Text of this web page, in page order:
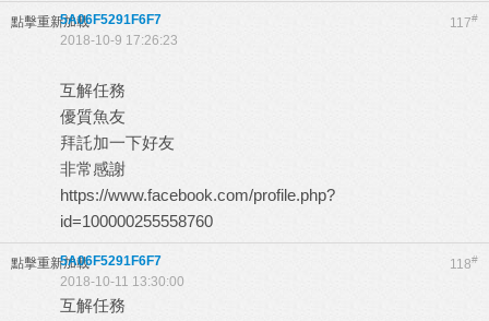
點擊重新加載 117#
5A06F5291F6F7
2018-10-9 17:26:23
互解任務
優質魚友
拜託加一下好友
非常感謝
https://www.facebook.com/profile.php?
id=100000255558760
點擊重新加載 118#
5A06F5291F6F7
2018-10-11 13:30:00
互解任務